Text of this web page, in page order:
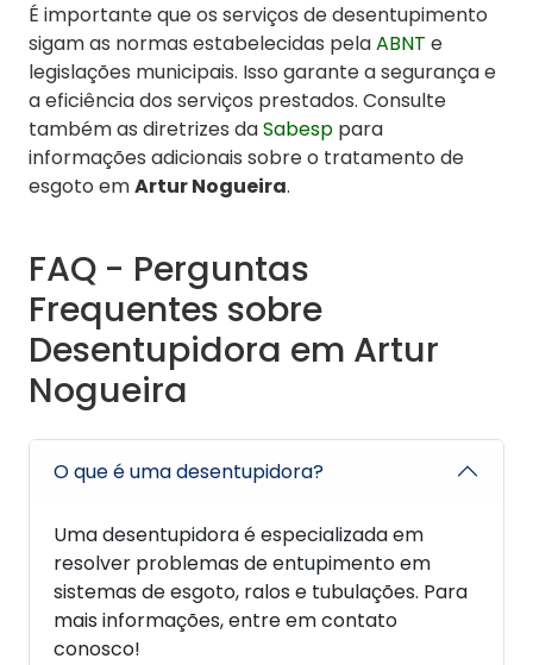
É importante que os serviços de desentupimento
sigam as normas estabelecidas pelaABNT e
legislações municipais. Isso garante a segurança e
a eficiência dos serviços prestados. Consulte
também as diretrizes daSabesp para
informações adicionais sobre o tratamento de
esgoto emArtur Nogueira.
FAQ - Perguntas
Frequentes sobre
Desentupidora em Artur
Nogueira
O que é uma desentupidora?
Uma desentupidora é especializada em
resolver problemas de entupimento em
sistemas de esgoto, ralos e tubulações. Para
mais informações, entre em contato
conosco!